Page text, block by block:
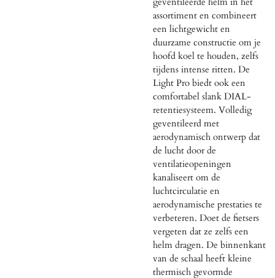
assortiment en combineert
een lichtgewicht en
duurzame constructie om je
hoofd koel te houden, zelfs
tijdens intense ritten. De
Light Pro biedt ook een
comfortabel slank DIAL-
retentiesysteem. Volledig
geventileerd met
aerodynamisch ontwerp dat
de lucht door de
ventilatieopeningen
kanaliseert om de
luchtcirculatie en
aerodynamische prestaties te
verbeteren. Doet de fietsers
vergeten dat ze zelfs een
helm dragen. De binnenkant
van de schaal heeft kleine
thermisch gevormde